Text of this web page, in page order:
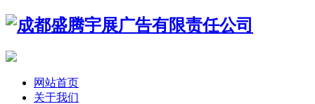
网站首页
关于我们